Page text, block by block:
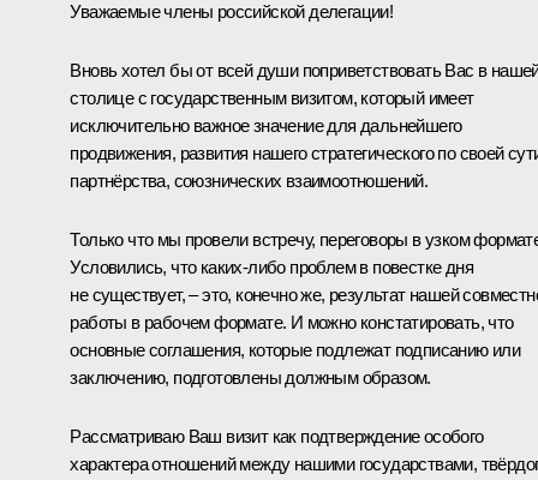
Уважаемые члены российской делегации!
Вновь хотел бы от всей души поприветствовать Вас в
столице с государственным визитом, который имеет
исключительно важное значение для дальнейшего
продвижения, развития нашего стратегического по своей
партнёрства, союзнических взаимоотношений.
Только что мы провели встречу, переговоры в узком
Условились, что каких-либо проблем в повестке дня
не существует, – это, конечно же, результат нашей
работы в рабочем формате. И можно констатировать, что
основные соглашения, которые подлежат подписанию или
заключению, подготовлены должным образом.
Рассматриваю Ваш визит как подтверждение особого
характера отношений между нашими государствами,